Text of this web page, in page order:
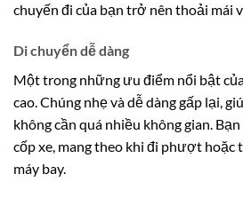
chuyến đi của bạn trở nên thoải mái
Di chuyển dễ dàng
Một trong những ưu điểm nổi bật
cao. Chúng nhẹ và dễ dàng gấp lại,
không cần quá nhiều không gian.
cốp xe, mang theo khi đi phượt hoặc
máy bay.